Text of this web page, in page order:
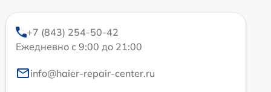
+7 (843) 254-50-42
Ежедневно с 9:00 до 21:00
info@haier-repair-center.ru